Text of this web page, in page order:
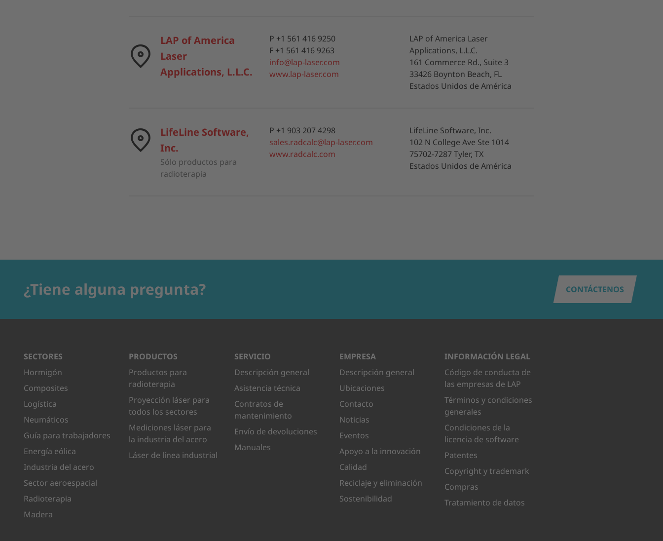
LAP of America
Laser
Applications, L.L.C.
P +1 561 416 9250
F +1 561 416 9263
info@lap-laser.com
www.lap-laser.com
LAP of America Laser
Applications, L.L.C.
161 Commerce Rd., Suite 3
33426 Boynton Beach, FL
Estados Unidos de América
LifeLine Software,
Inc.
Sólo productos para
radioterapia
P +1 903 207 4298
sales.radcalc@lap-laser.com
www.radcalc.com
LifeLine Software, Inc.
102 N College Ave Ste 1014
75702-7287 Tyler, TX
Estados Unidos de América
¿Tiene alguna pregunta? CONTÁCTENOS
SECTORES
Hormigón
Composites
Logística
Neumáticos
Guía para trabajadores
Energía eólica
Industria del acero
Sector aeroespacial
Radioterapia
Madera
PRODUCTOS
Productos para
radioterapia
Proyección láser para
todos los sectores
Mediciones láser para
la industria del acero
Láser de línea industrial
SERVICIO
Descripción general
Asistencia técnica
Contratos de
mantenimiento
Envío de devoluciones
Manuales
EMPRESA
Descripción general
Ubicaciones
Contacto
Noticias
Eventos
Apoyo a la innovación
Calidad
Reciclaje y eliminación
Sostenibilidad
INFORMACIÓN LEGAL
Código de conducta de
las empresas de LAP
Términos y condiciones
generales
Condiciones de la
licencia de software
Patentes
Copyright y trademark
Compras
Tratamiento de datos